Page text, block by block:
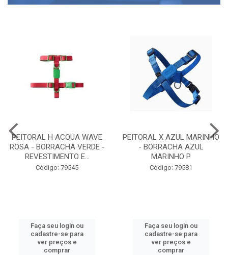
PEITORAL H ACQUA WAVE
ROSA - BORRACHA VERDE -
REVESTIMENTO E...
Código: 79545
Faça seu login ou
cadastre-se para
ver preços e
comprar
PEITORAL X AZUL MARINHO
- BORRACHA AZUL
MARINHO P
Código: 79581
Faça seu login ou
cadastre-se para
ver preços e
comprar